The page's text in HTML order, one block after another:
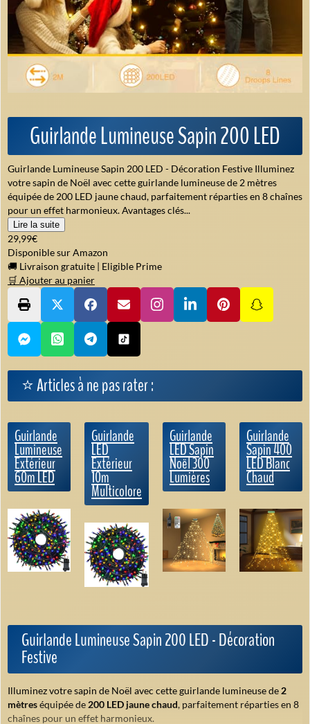
Guirlande Lumineuse Sapin 200 LED
Guirlande Lumineuse Sapin 200 LED - Décoration Festive Illuminez
votre sapin de Noël avec cette guirlande lumineuse de 2 mètres
équipée de 200 LED jaune chaud, parfaitement réparties en 8 chaînes
pour un effet harmonieux. Avantages clés...
Lire la suite
29,99€
Disponible sur Amazon
🚚 Livraison gratuite | Eligible Prime
🛒 Ajouter au panier
⭐ Articles à ne pas rater :
Guirlande
Lumineuse
Extérieur
60m LED
Guirlande
LED
Extérieur
10m
Multicolore
Guirlande
LED Sapin
Noël 300
Lumières
Guirlande
Sapin 400
LED Blanc
Chaud
Guirlande Lumineuse Sapin 200 LED - Décoration
Festive
Illuminez votre sapin de Noël avec cette guirlande lumineuse de 2
mètreséquipée de 200 LED jaune chaud, parfaitement réparties en 8
chaînes pour un effet harmonieux.